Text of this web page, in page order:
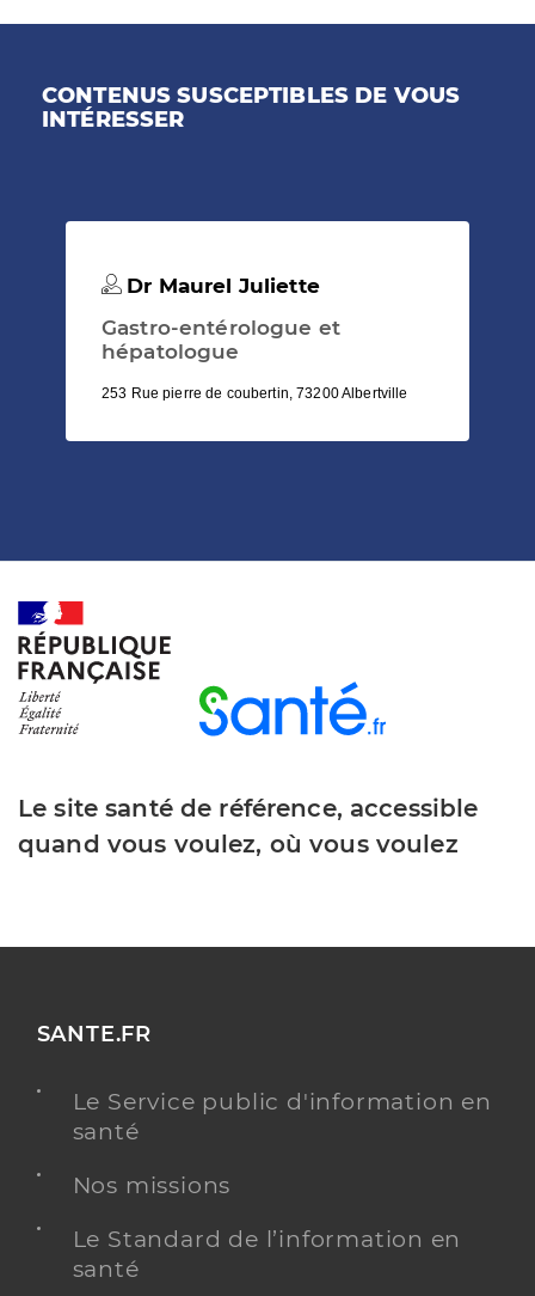
CONTENUS SUSCEPTIBLES DE VOUS
INTÉRESSER
Dr Maurel Juliette
Gastro-entérologue et
hépatologue
253 Rue pierre de coubertin, 73200 Albertville
Le site santé de référence, accessible
quand vous voulez, où vous voulez
SANTE.FR
Le Service public d'information en
santé
Nos missions
Le Standard de l’information en
santé